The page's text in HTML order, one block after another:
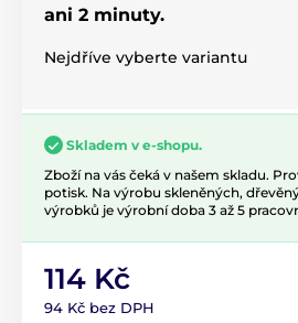
ani 2 minuty.
Nejdříve vyberte variantu
Skladem v e-shopu.
Zboží na vás čeká v našem skladu.
potisk. Na výrobu skleněných,
výrobků je výrobní doba 3 až 5
114 Kč
94 Kč bez DPH